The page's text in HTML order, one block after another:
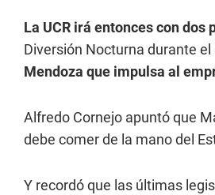
La UCR irá entonces con
Diversión Nocturna durante
Mendoza que impulsa al
Alfredo Cornejo apuntó que
debe comer de la mano del
Y recordó que las últimas